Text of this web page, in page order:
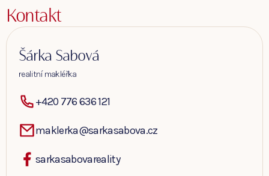
Kontakt
Šárka Sabová
realitní makléřka
+420 776 636 121
maklerka@sarkasabova.cz
sarkasabovareality